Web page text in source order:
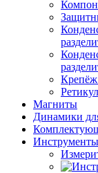
Крепёж
Магниты
Динамики
Инструменты